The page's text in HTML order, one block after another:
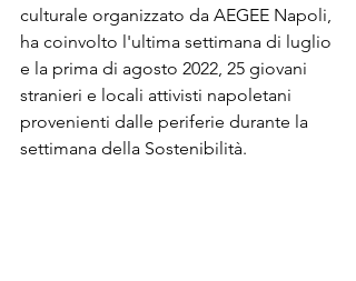
culturale organizzato da AEGEE Napoli,
ha coinvolto l'ultima settimana di luglio
e la prima di agosto 2022, 25 giovani
stranieri e locali attivisti napoletani
provenienti dalle periferie durante la
settimana della Sostenibilità.